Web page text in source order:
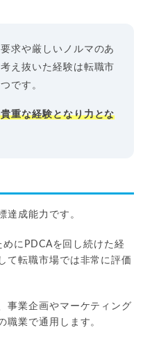
求や厳しいノルマのあ
え抜いた経験は転職市
です。
重な経験となり力とな
達成能力です。
にPDCAを回し続けた経
て転職市場では非常に評価
事業企画やマーケティング
職業で通用します。